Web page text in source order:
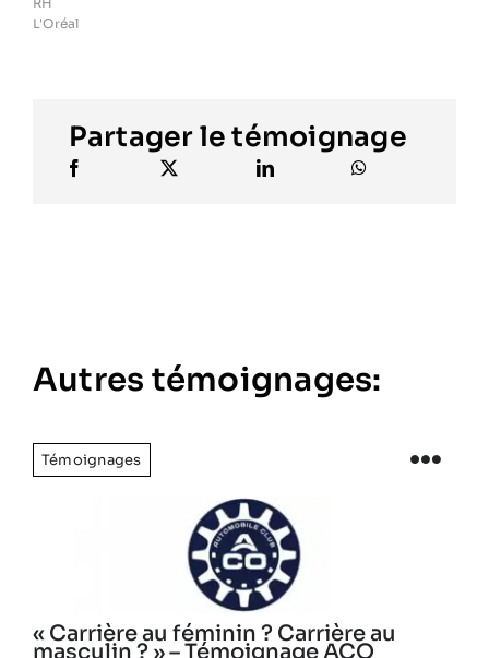
L'Oréal
Partager le témoignage
Autres témoignages:
Témoignages
« Carrière au féminin ? Carrière au
masculin ? » – Témoignage ACO